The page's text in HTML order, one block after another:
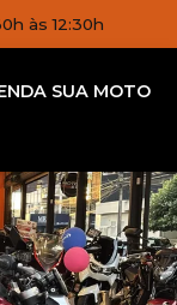
às 12:30h
SUA MOTO